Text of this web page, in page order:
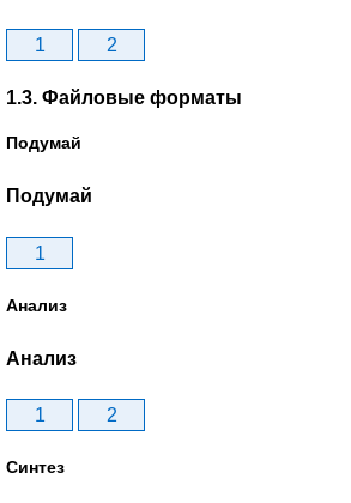
1 2
1.3. Файловые форматы
Подумай
Подумай
1
Анализ
Анализ
1 2
Синтез